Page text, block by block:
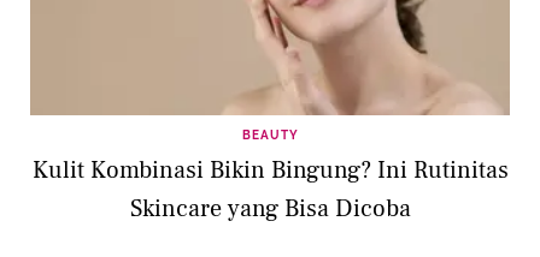
BEAUTY
Kulit Kombinasi Bikin Bingung? Ini Rutinitas
Skincare yang Bisa Dicoba